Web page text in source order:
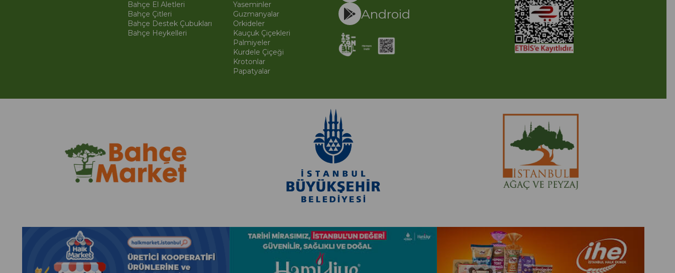
Bahçe El Aletleri
Bahçe Çitleri
Bahçe Destek Çubukları
Bahçe Heykelleri
Yaseminler
Guzmanyalar
Orkideler
Kauçuk Çiçekleri
Palmiyeler
Kurdele Çiçeği
Krotonlar
Papatyalar
Android